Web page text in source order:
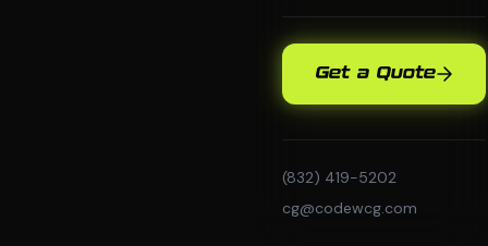
Get a Quote
(832) 419-5202
cg@codewcg.com